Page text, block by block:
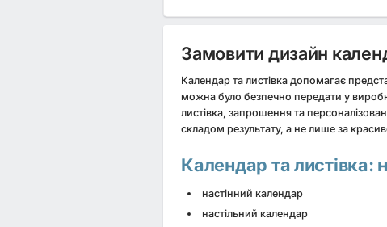
Замовити дизайн
Календар та листівка допомагає
можна було безпечно передати у
листівка, запрошення та
складом результату, а не лише за
Календар та листівка:
настінний календар
настільний календар